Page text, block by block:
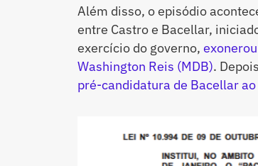
Além disso, o episódio
entre Castro e Bacellar,
exercício do governo,
Washington Reis (MDB).
pré-candidatura de Bacellar